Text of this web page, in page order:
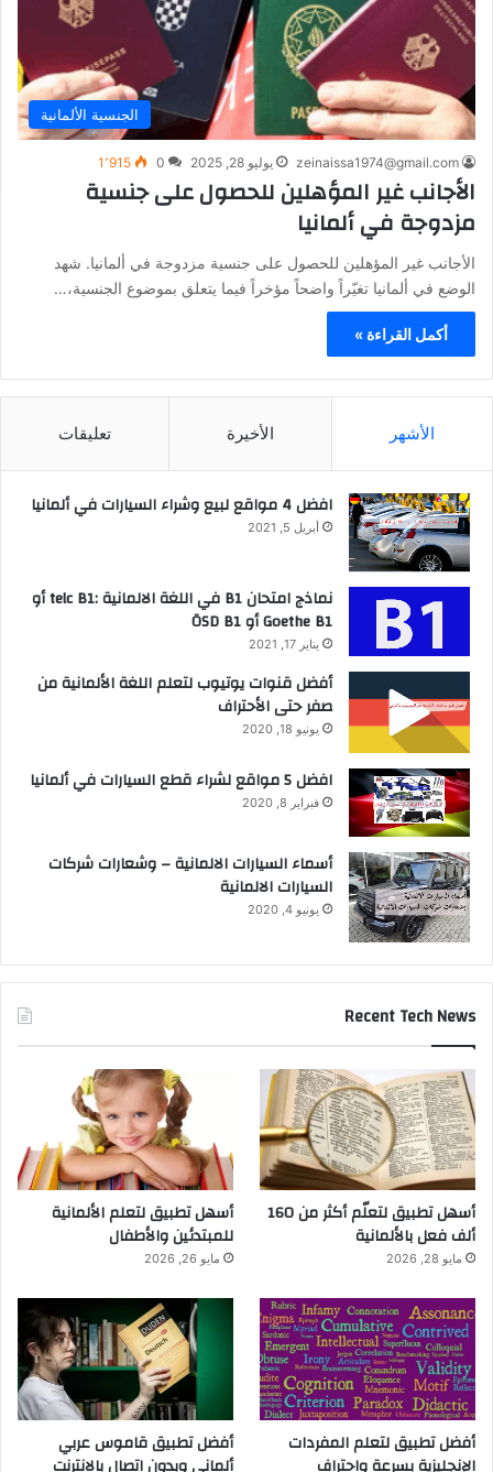
الجنسية الألمانية
zeinaissa1974@gmail.com يوليو 28, 2025 0 1٬915
الأجانب غير المؤهلين للحصول على جنسية
مزدوجة في ألمانيا
الأجانب غير المؤهلين للحصول على جنسية مزدوجة في ألمانيا. شهد
الوضع في ألمانيا تغيّراً واضحاً مؤخراً فيما يتعلق بموضوع الجنسية،…
أكمل القراءة »
الأشهر الأخيرة تعليقات
افضل 4 مواقع لبيع وشراء السيارات في ألمانيا
أبريل 5, 2021
نماذج امتحان B1 في اللغة الالمانية :telc B1 أو
Goethe B1 أو ÖSD B1
يناير 17, 2021
أفضل قنوات يوتيوب لتعلم اللغة الألمانية من
صفر حتى الأحتراف
يونيو 18, 2020
افضل 5 مواقع لشراء قطع السيارات في ألمانيا
فبراير 8, 2020
أسماء السيارات الالمانية – وشعارات شركات
السيارات الالمانية
يونيو 4, 2020
Recent Tech News
أسهل تطبيق لتعلّم أكثر من 160
ألف فعل بالألمانية
مايو 28, 2026
أسهل تطبيق لتعلم الألمانية
للمبتدئين والأطفال
مايو 26, 2026
أفضل تطبيق لتعلم المفردات
الإنجليزية بسرعة واحتراف
أفضل تطبيق قاموس عربي
ألماني وبدون اتصال بالانترنت